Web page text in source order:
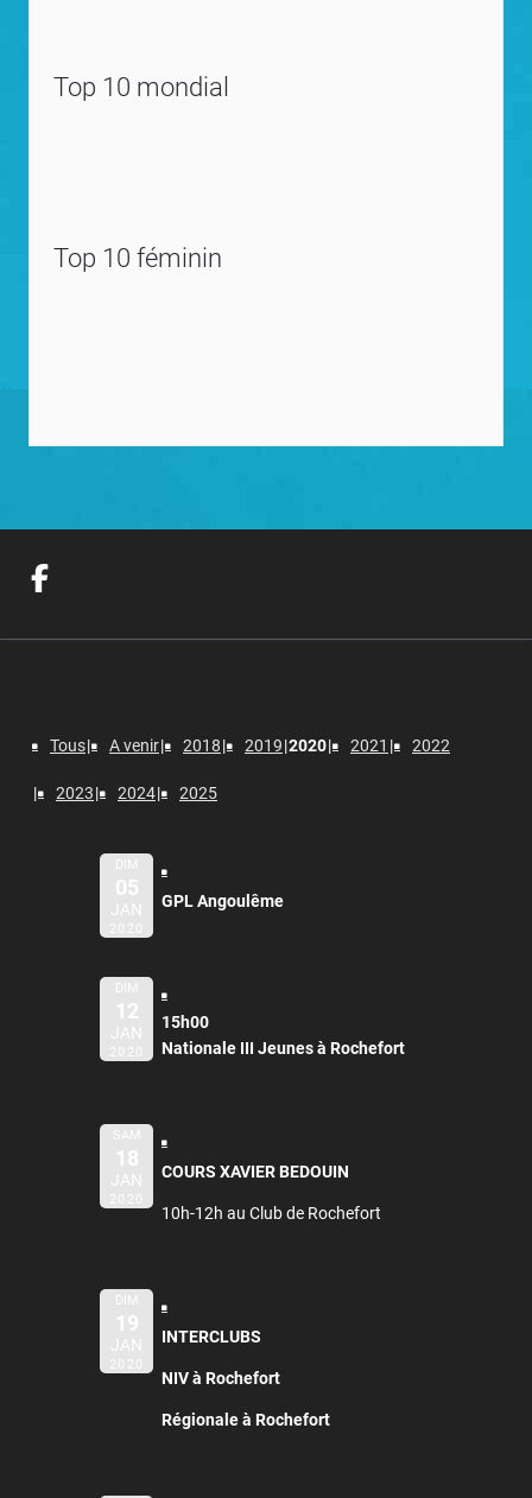
Top 10 mondial
Top 10 féminin
Tous A venir 2018 2019 2020 2021 2022
2023 2024 2025
DIM
05
JAN
2020
GPL Angoulême
DIM
12
JAN
2020
15h00
Nationale III Jeunes à Rochefort
SAM
18
JAN
2020
COURS XAVIER BEDOUIN
10h-12h au Club de Rochefort
DIM
19
JAN
2020
INTERCLUBS
NIV à Rochefort
Régionale à Rochefort